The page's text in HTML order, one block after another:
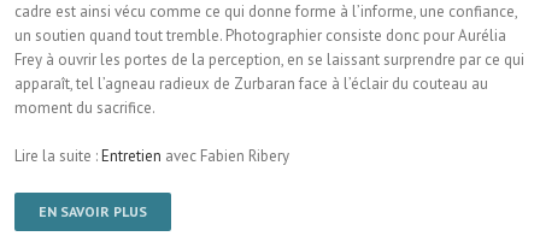
cadre est ainsi vécu comme ce qui donne forme à l’informe, une confiance,
un soutien quand tout tremble. Photographier consiste donc pour Aurélia
Frey à ouvrir les portes de la perception, en se laissant surprendre par ce qui
apparaît, tel l’agneau radieux de Zurbaran face à l’éclair du couteau au
moment du sacrifice.
Lire la suite :Entretien avec Fabien Ribery
EN SAVOIR PLUS